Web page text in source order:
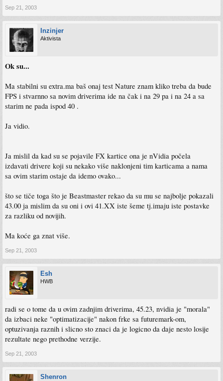
Sep 21, 2003
Inzinjer
Aktivista
Ok su...
Ma stabilni su extra.ma baš onaj test Nature znam kliko treba da bude
FPS i stvarnno sa novim driverima ide na čak i na 29 pa i na 24 a sa
starim ne pada ispod 40 .
Ja vidio.
Ja mislil da kad su se pojavile FX kartice ona je nVidia počela
izdavati drivere koji su nekako više naklonjeni tim karticama a nama
sa ovim starim ostaje da idemo ovako...
što se tiče toga što je Beastmaster rekao da su mu se najbolje pokazali
43.00 ja mislim da su oni i ovi 41.XX iste šeme tj.imaju iste postavke
za razliku od novijih.
Ma koće ga znat više.
Sep 21, 2003
Esh
HWB
radi se o tome da u ovim zadnjim driverima, 45.23, nvidia je "morala"
da izbaci neke "optimatizacije" nakon frke sa futuremark-om,
optuzivanja raznih i slicno sto znaci da je logicno da daje nesto losije
rezultate nego prethodne verzije.
Sep 21, 2003
Shenron